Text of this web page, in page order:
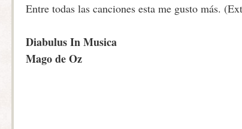
Entre todas las canciones esta me gusto más.
Diabulus In Musica
Mago de Oz